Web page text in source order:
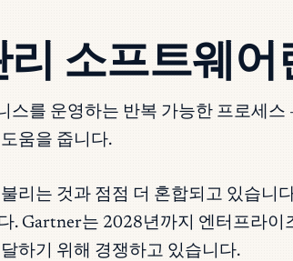
소프트웨어
를 운영하는 반복 가능한 프로세
움을 줍니다.
리는 것과 점점 더 혼합되고 있습니
. Gartner는 2028년까지 엔터프라
하기 위해 경쟁하고 있습니다.